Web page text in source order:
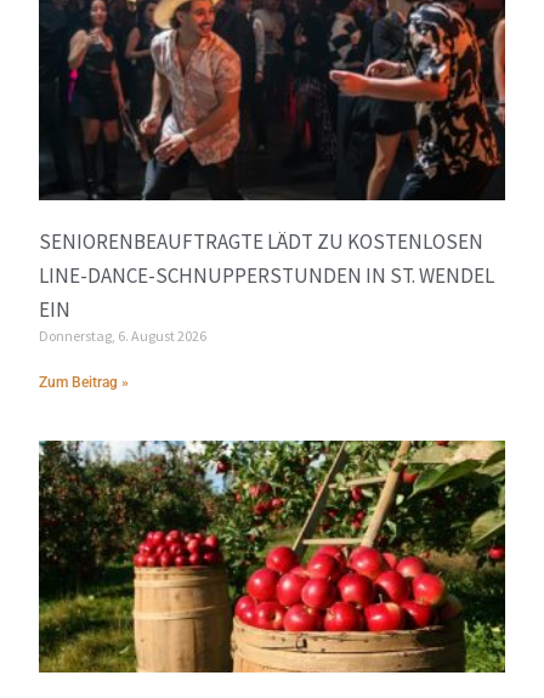
SENIORENBEAUFTRAGTE LÄDT ZU KOSTENLOSEN
LINE-DANCE-SCHNUPPERSTUNDEN IN ST. WENDEL
EIN
Donnerstag, 6. August 2026
Zum Beitrag »